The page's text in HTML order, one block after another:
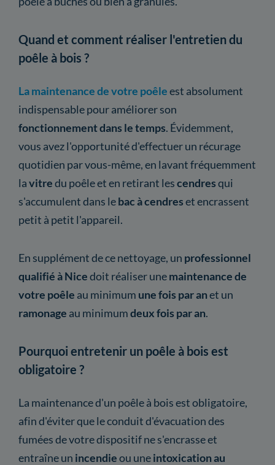
Quand et comment réaliser l'entretien du
poêle à bois ?
La maintenance de votre poêleest absolument
indispensable pour améliorer son
fonctionnement dans le temps. Évidemment,
vous avez l'opportunité d'effectuer un récurage
quotidien par vous-même, en lavant fréquemment
lavitredu poêle et en retirant lescendresqui
s'accumulent dans lebac à cendreset encrassent
petit à petit l'appareil.
En supplément de ce nettoyage, un professionnel
qualifié à Nicedoit réaliser unemaintenancede
votre poêle au minimum une fois par anet un
ramonage au minimumdeux fois par an.
Pourquoi entretenir un poêle à bois est
obligatoire ?
La maintenance d'un poêle à bois est obligatoire,
afin d'éviter que le conduit d'évacuation des
fumées de votre dispositif ne s'encrasse et
entraîne un incendieou uneintoxication au